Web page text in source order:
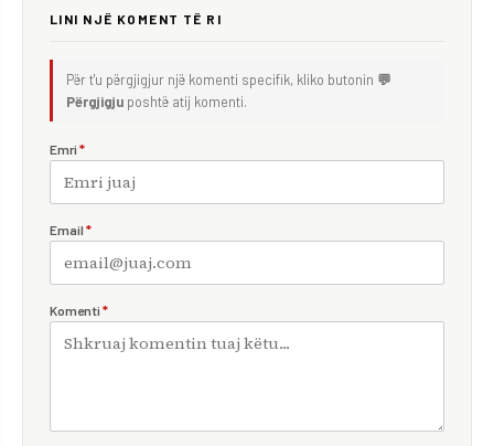
LINI NJË KOMENT TË RI
Për t'u përgjigjur një komenti specifik, kliko butonin 💬
Përgjigju poshtë atij komenti.
Emri *
Email *
Komenti *